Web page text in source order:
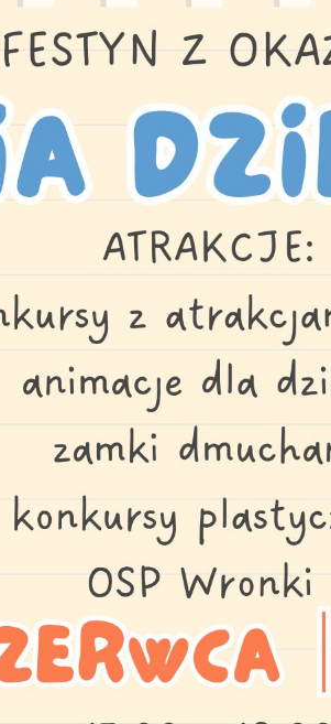
Szanujemy Twoją
zaakceptować je wszystkie.
zmiany swoich ustawień.
Niezbędne
Niezbędne pliki cookies
internetowej i umożliwiają Ci